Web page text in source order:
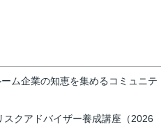
ム企業の知恵を集めるコミュニテ
スクアドバイザー養成講座（2026